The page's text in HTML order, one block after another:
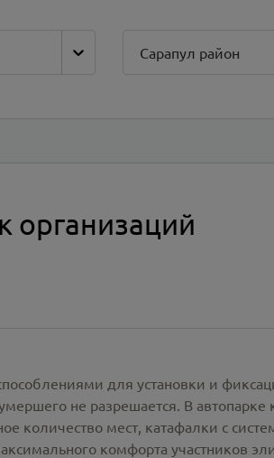
Сарапул район
организаций
для установки и
не разрешается. В
количество мест, катафалки с
комфорта участников